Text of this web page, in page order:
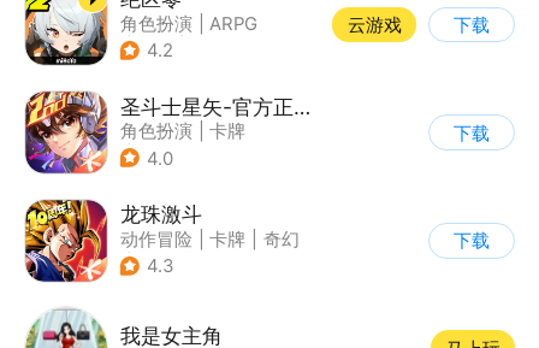
角色扮演
ARPG
| 冒险
4.2
云游戏 下载
圣斗士星矢-官方正版(腾讯)
角色扮演
卡牌
| 动漫改编
4.0
下载
龙珠激斗
动作冒险 卡牌
奇幻
| 龙珠
4.3
下载
我是女主角